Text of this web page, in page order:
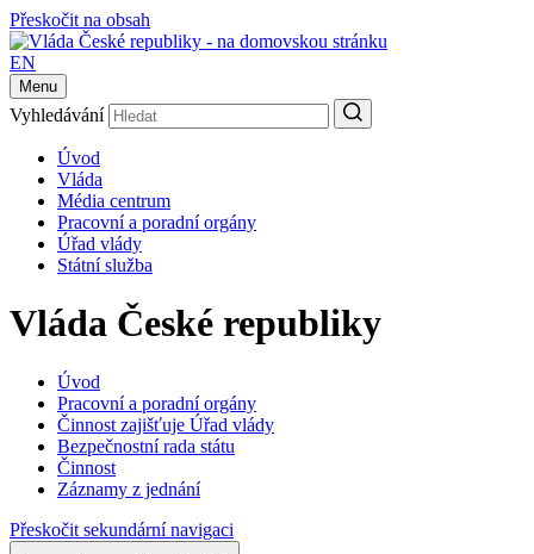
Přeskočit na obsah
EN
Menu
Vyhledávání
Úvod
Vláda
Média centrum
Pracovní a poradní orgány
Úřad vlády
Státní služba
Vláda České republiky
Úvod
Pracovní a poradní orgány
Činnost zajišťuje Úřad vlády
Bezpečnostní rada státu
Činnost
Záznamy z jednání
Přeskočit sekundární navigaci